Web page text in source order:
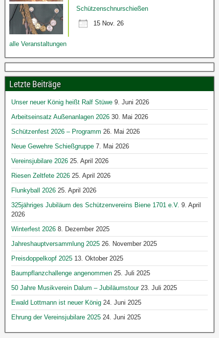
Schützenschnurschießen
15 Nov. 26
alle Veranstaltungen
Letzte Beiträge
Unser neuer König heißt Ralf Stüwe 9. Juni 2026
Arbeitseinsatz Außenanlagen 2026 30. Mai 2026
Schützenfest 2026 – Programm 26. Mai 2026
Neue Gewehre Schießgruppe 7. Mai 2026
Vereinsjubilare 2026 25. April 2026
Riesen Zeltfete 2026 25. April 2026
Flunkyball 2026 25. April 2026
325jähriges Jubiläum des Schützenvereins Biene 1701 e.V. 9. April
2026
Winterfest 2026 8. Dezember 2025
Jahreshauptversammlung 2025 26. November 2025
Preisdoppelkopf 2025 13. Oktober 2025
Baumpflanzchallenge angenommen 25. Juli 2025
50 Jahre Musikverein Dalum – Jubiläumstour 23. Juli 2025
Ewald Lottmann ist neuer König 24. Juni 2025
Ehrung der Vereinsjubilare 2025 24. Juni 2025